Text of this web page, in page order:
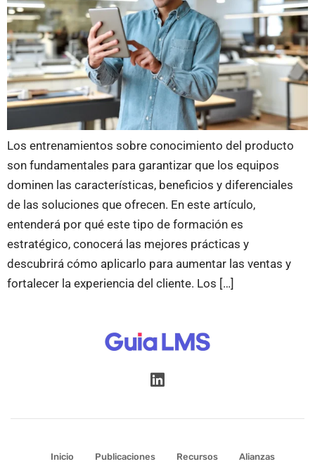
Los entrenamientos sobre conocimiento del producto
son fundamentales para garantizar que los equipos
dominen las características, beneficios y diferenciales
de las soluciones que ofrecen. En este artículo,
entenderá por qué este tipo de formación es
estratégico, conocerá las mejores prácticas y
descubrirá cómo aplicarlo para aumentar las ventas y
fortalecer la experiencia del cliente. Los […]
Inicio Publicaciones Recursos Alianzas